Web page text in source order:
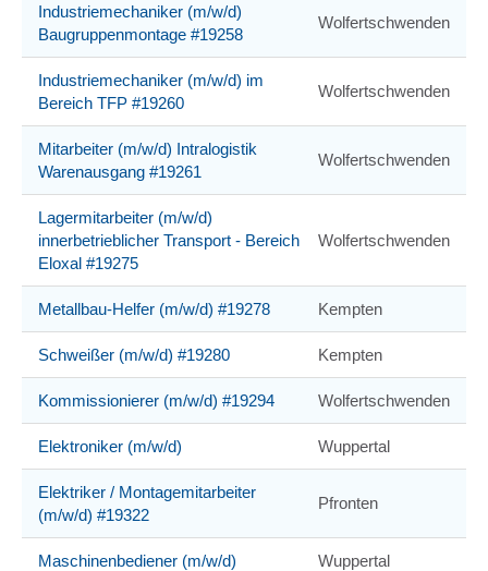
Industriemechaniker (m/w/d)
Baugruppenmontage #19258
Wolfertschwenden
Industriemechaniker (m/w/d) im
Bereich TFP #19260
Wolfertschwenden
Mitarbeiter (m/w/d) Intralogistik
Warenausgang #19261
Wolfertschwenden
Lagermitarbeiter (m/w/d)
innerbetrieblicher Transport - Bereich
Eloxal #19275
Wolfertschwenden
Metallbau-Helfer (m/w/d) #19278 Kempten
Schweißer (m/w/d) #19280 Kempten
Kommissionierer (m/w/d) #19294 Wolfertschwenden
Elektroniker (m/w/d) Wuppertal
Elektriker / Montagemitarbeiter
(m/w/d) #19322
Pfronten
Maschinenbediener (m/w/d) Wuppertal